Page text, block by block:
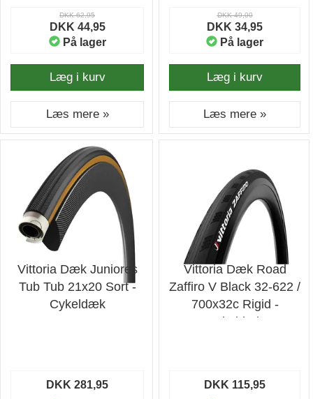
DKK 62,95
DKK 44,95
På lager
Læg i kurv
Læs mere »
DKK 49,00
DKK 34,95
På lager
Læg i kurv
Læs mere »
Vittoria Dæk Juniores
Tub Tub 21x20 Sort -
Cykeldæk
DKK 281,95
Vittoria Dæk Road
Zaffiro V Black 32-622 /
700x32c Rigid -
Cykeldæk
DKK 115,95